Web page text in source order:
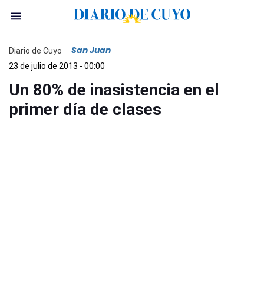
Diario de Cuyo San Juan
23 de julio de 2013 - 00:00
Un 80% de inasistencia en el
primer día de clases